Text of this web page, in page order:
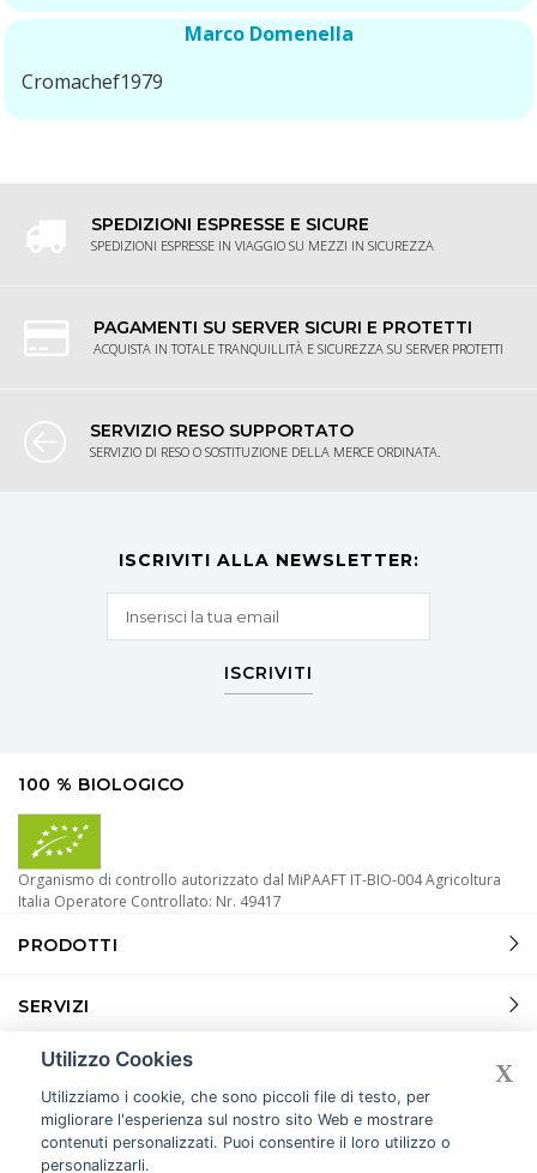
Marco Domenella
Cromachef1979
SPEDIZIONI ESPRESSE E SICURE
SPEDIZIONI ESPRESSE IN VIAGGIO SU MEZZI IN SICUREZZA
PAGAMENTI SU SERVER SICURI E PROTETTI
ACQUISTA IN TOTALE TRANQUILLITÀ E SICUREZZA SU SERVER PROTETTI
SERVIZIO RESO SUPPORTATO
SERVIZIO DI RESO O SOSTITUZIONE DELLA MERCE ORDINATA.
ISCRIVITI ALLA NEWSLETTER:
ISCRIVITI
100 % BIOLOGICO
Organismo di controllo autorizzato dal MiPAAFT IT-BIO-004 Agricoltura
Italia Operatore Controllato: Nr. 49417
PRODOTTI
SERVIZI
INFORMAZIONI
Utilizzo Cookies
Utilizziamo i cookie, che sono piccoli file di testo, per
migliorare l'esperienza sul nostro sito Web e mostrare
contenuti personalizzati. Puoi consentire il loro utilizzo o
personalizzarli.
X